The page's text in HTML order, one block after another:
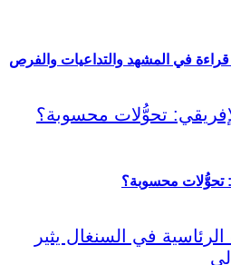
قراءة في المشهد والتداعيات والفرص
تحوُّلات محسوبة؟